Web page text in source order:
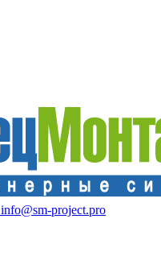
info@sm-project.pro